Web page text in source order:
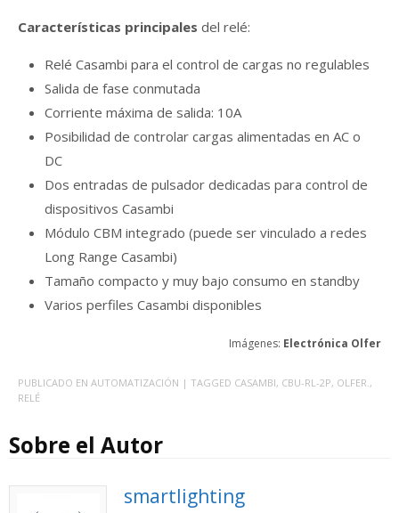
Características principales del relé:
Relé Casambi para el control de cargas no regulables
Salida de fase conmutada
Corriente máxima de salida: 10A
Posibilidad de controlar cargas alimentadas en AC o
DC
Dos entradas de pulsador dedicadas para control de
dispositivos Casambi
Módulo CBM integrado (puede ser vinculado a redes
Long Range Casambi)
Tamaño compacto y muy bajo consumo en standby
Varios perfiles Casambi disponibles
Imágenes: Electrónica Olfer
PUBLICADO EN AUTOMATIZACIÓN | TAGGED CASAMBI, CBU-RL-2P, OLFER. ,
RELÉ
Sobre el Autor
smartlighting